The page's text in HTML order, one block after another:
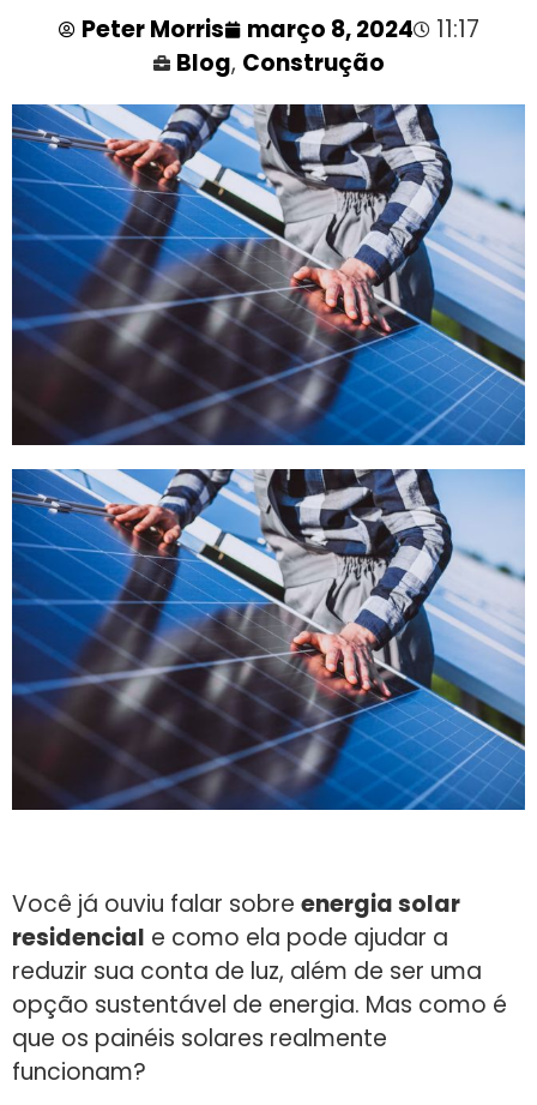
Peter Morris março 8, 2024
11:17
Blog, Construção
Você já ouviu falar sobre energia solar
residencial e como ela pode ajudar a
reduzir sua conta de luz, além de ser uma
opção sustentável de energia. Mas como é
que os painéis solares realmente
funcionam?